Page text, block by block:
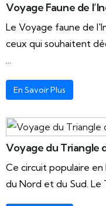
Voyage Faune de
Le Voyage faune de
ceux qui souhaitent
...
En Savoir Plus
Voyage du Triangle
Ce circuit populaire en
du Nord et du Sud. Le